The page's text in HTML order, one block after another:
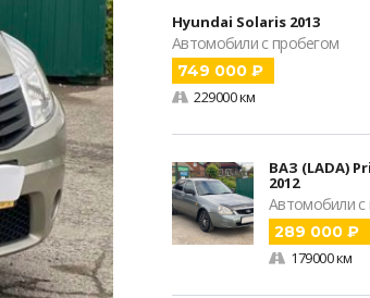
Hyundai Solaris 2013
Автомобили с пробегом
749 000 ₽
229000 км
ВАЗ (LADA)
2012
Автомобили с
289 000 ₽
179000 км